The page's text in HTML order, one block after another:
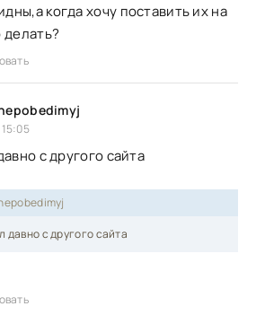
когда хочу поставить их на
делать?
с другого сайта
давно с другого сайта